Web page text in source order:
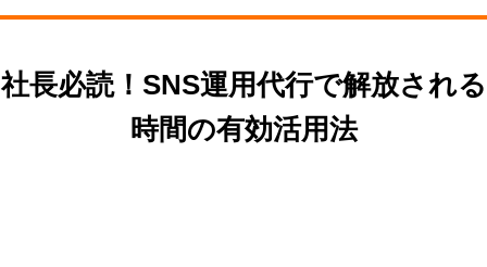
社長必読！SNS運用代行で解放される
時間の有効活用法